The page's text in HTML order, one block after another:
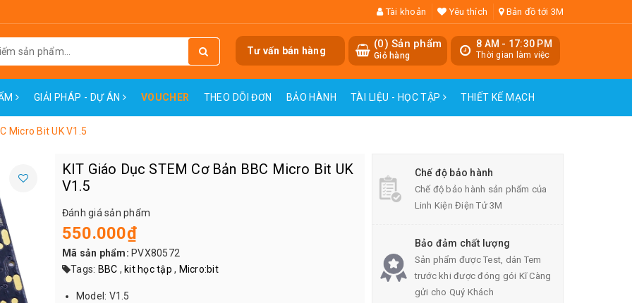
Tài khoản Yêu thích Bản đồ tới 3M
8 AM - 17:30 PM
Thời gian làm việc
(0) Sản phẩm
Giỏ hàng
Tư vấn bán hàng
GIẢI PHÁP - DỰ ÁN VOUCHER THEO DÕI ĐƠN BẢO HÀNH TÀI LIỆU - HỌC TẬP THIẾT KẾ MẠCH
Micro Bit UK V1.5
KIT Giáo Dục STEM Cơ Bản BBC Micro Bit UK
V1.5
Đánh giá sản phẩm
550.000₫
Mã sản phẩm: PVX80572
Tags: BBC , kit học tập , Micro:bit
Model: V1.5
Chế độ bảo hành
Chế độ bảo hành sản phẩm của
Linh Kiện Điện Tử 3M
Bảo đảm chất lượng
Sản phẩm được Test, dán Tem
trước khi được đóng gói Kĩ Càng
gửi cho Quý Khách